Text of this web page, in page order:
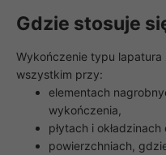
Gdzie stosuje
Wykończenie typu
wszystkim przy:
elementach
wykończenia,
płytach i
powierzchniach,